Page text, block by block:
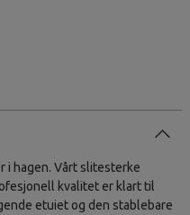
i hagen. Vårt slitesterke
kvalitet er klart til
etuiet og den stablebare